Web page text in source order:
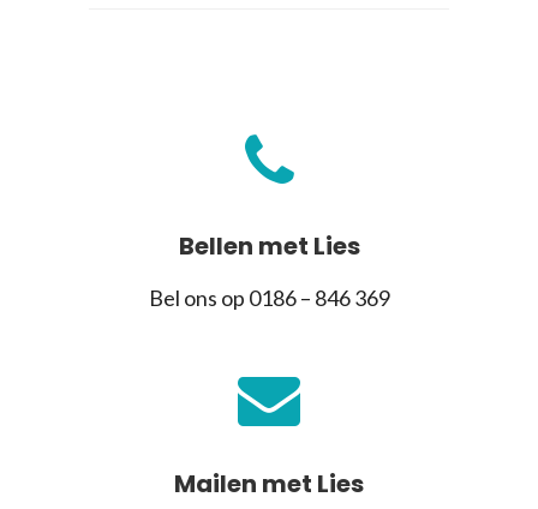
Bellen met Lies
Bel ons op 0186 – 846 369
Mailen met Lies